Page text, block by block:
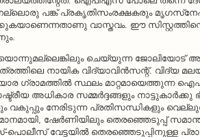
പങ്ക് പ്രകൃതിസംരക്ഷകരും
വാസ്തവം. ഈ സിസ്റ്റത്തിന്റെ
ചെയ്യുന്ന ജോലിയോട്
നായിക വിദ്യാവിന്‍സന്റ്. വിദ്യ
ഗ്രാമത്തില്‍ സ്ഥലം
അധികാര സമ്മര്‍ദ്ദങ്ങളും
വകുപ്പും നേരിടുന്ന പ്രതിസന്ധികളും
ഷേര്‍ണിയിലും തെരഞ്ഞെടുപ്പ്
പൊലീസ് വേട്ടയില്‍ തെരഞ്ഞെടുപ്പിനുള്ള